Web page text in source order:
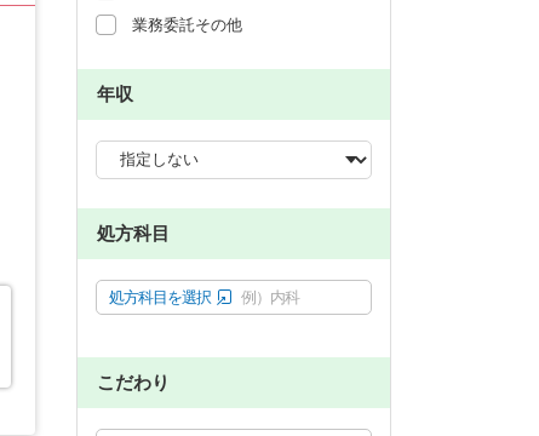
業務委託その他
年収
処方科目
処方科目を選択 例）内科
こだわり